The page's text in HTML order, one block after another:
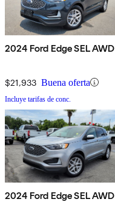
2024 Ford Edge SEL AWD
$21,933 Buena oferta
Incluye tarifas de conc.
2024 Ford Edge SEL AWD